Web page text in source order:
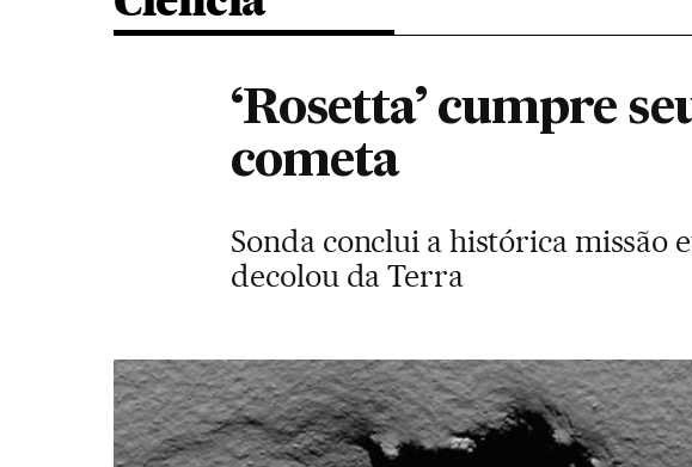
‘Rosetta’ cumpre
cometa
Sonda conclui a histórica missão
decolou da Terra